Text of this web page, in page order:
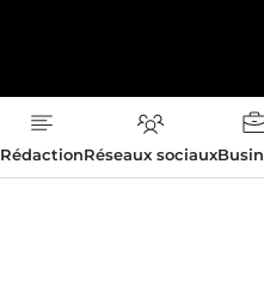
RédactionRéseaux sociaux